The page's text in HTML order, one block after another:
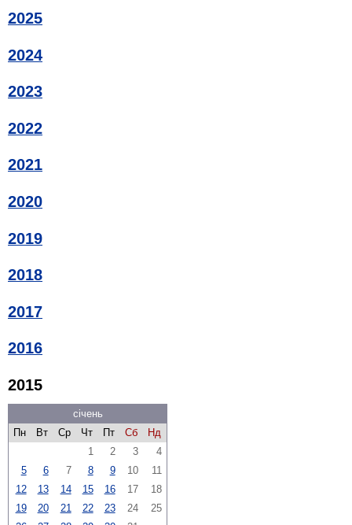
2025
2024
2023
2022
2021
2020
2019
2018
2017
2016
2015
січень
Пн
Вт Ср Чт Пт Сб
Нд
1
2 3
4
5
6 7 8 9 10
11
12
13 14 15 16 17
18
19
20 21 22 23 24
25